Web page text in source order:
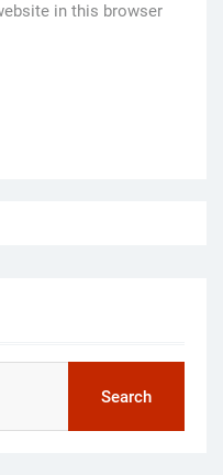
in this browser